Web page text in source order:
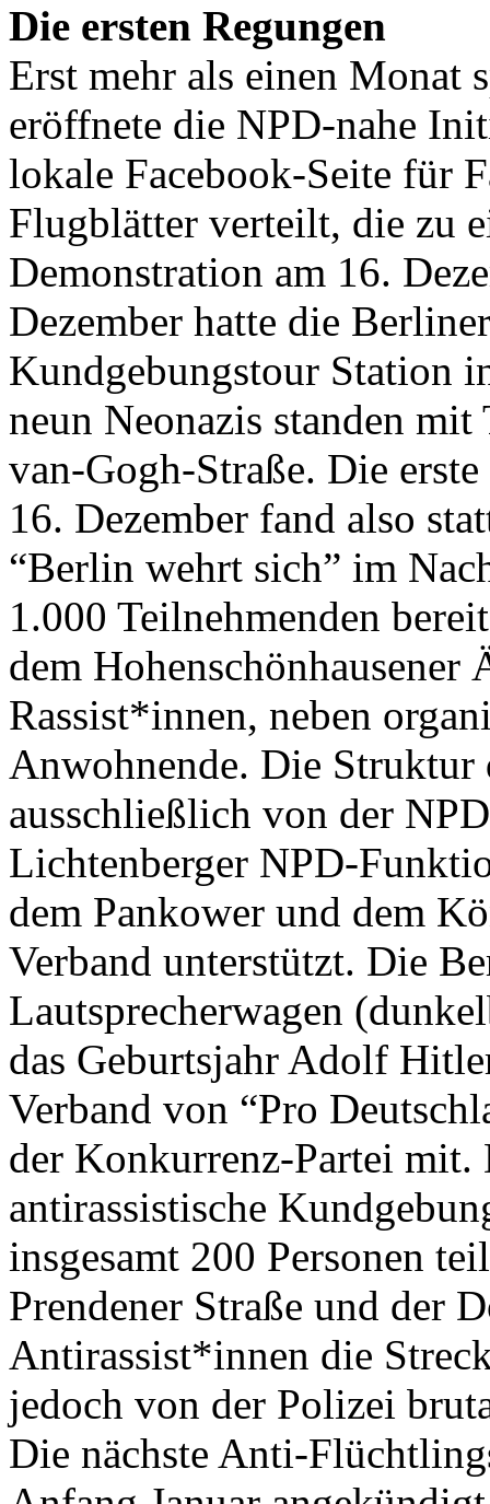
Die ersten Regungen
Erst mehr als einen Monat
eröffnete die NPD-nahe
lokale Facebook-Seite für
Flugblätter verteilt, die zu
Demonstration am 16.
Dezember hatte die
Kundgebungstour Station
neun Neonazis standen
van-Gogh-Straße. Die
16. Dezember fand also
“Berlin wehrt sich” im
1.000 Teilnehmenden
dem Hohenschönhausener
Rassist*innen, neben
Anwohnende. Die Struktur
ausschließlich von der
Lichtenberger NPD-
dem Pankower und dem
Verband unterstützt. Die
Lautsprecherwagen
das Geburtsjahr Adolf
Verband von “Pro
der Konkurrenz-Partei mit.
antirassistische
insgesamt 200 Personen
Prendener Straße und der
Antirassist*innen die
jedoch von der Polizei
Die nächste Anti-